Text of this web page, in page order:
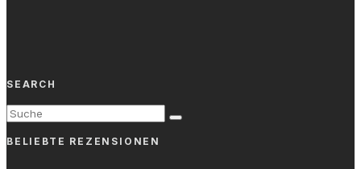
SEARCH
BELIEBTE REZENSIONEN